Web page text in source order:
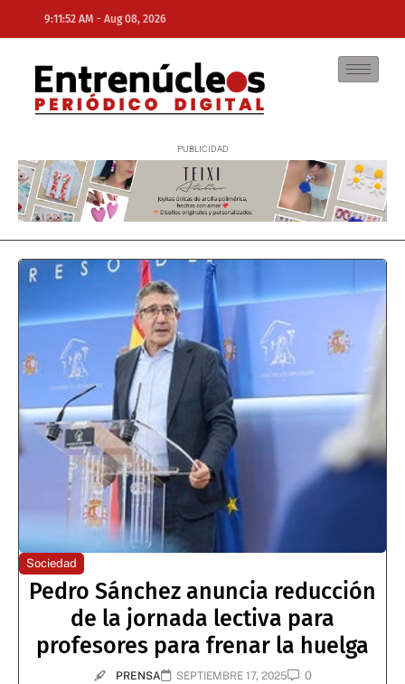
9:11:52 AM - Aug 08, 2026
NE
Sociedad
Pedro Sánchez anuncia reducción
de la jornada lectiva para
profesores para frenar la huelga
PRENSA SEPTIEMBRE 17, 2025 0